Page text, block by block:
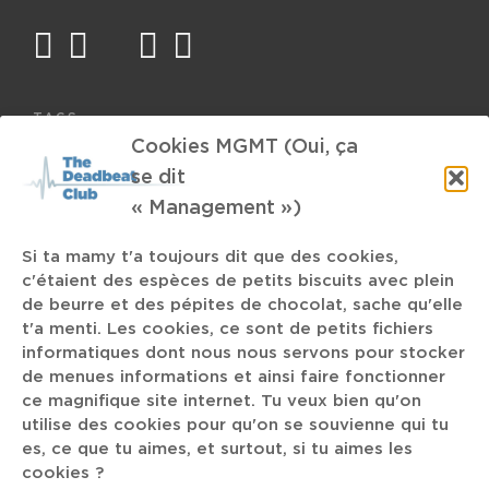
Cookies MGMT (Oui, ça
se dit
« Management »)
Si ta mamy t'a toujours dit que des cookies,
c'étaient des espèces de petits biscuits avec plein
de beurre et des pépites de chocolat, sache qu'elle
t'a menti. Les cookies, ce sont de petits fichiers
informatiques dont nous nous servons pour stocker
de menues informations et ainsi faire fonctionner
ce magnifique site internet. Tu veux bien qu'on
utilise des cookies pour qu'on se souvienne qui tu
es, ce que tu aimes, et surtout, si tu aimes les
cookies ?
facebook
twitter
mail instagram
TAGS
Ultraphallus Ondrey Smeykal
Elsewhere Jaz Coleman Moodymann
Petit Jesus Thurston Moore Dolby Atmos
BACKXWASH Alternative R&B
L'An Vert
Black Country New Road POWER
Reflektor